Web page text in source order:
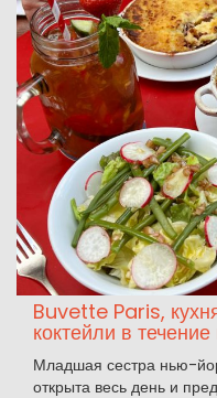
Buvette Paris,
коктейли в
Младшая сестра нью-
открыта весь день и